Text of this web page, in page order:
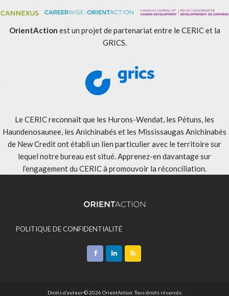
OrientAction est un projet de partenariat entre le CERIC et la
GRICS.
Le CERIC reconnaît que les Hurons-Wendat, les Pétuns, les
Haundenosaunee, les Anichinabés et les Mississaugas Anichinabés
de New Credit ont établi un lien particulier avec le territoire sur
lequel notre bureau est situé. Apprenez-en davantage sur
l’engagement du CERIC à promouvoir la réconciliation.
POLITIQUE DE CONFIDENTIALITÉ
ACCEPTATION DES MODALITÉS CONTACT
Droits d’auteur © 2026 OrientAction. Tous droits réservés